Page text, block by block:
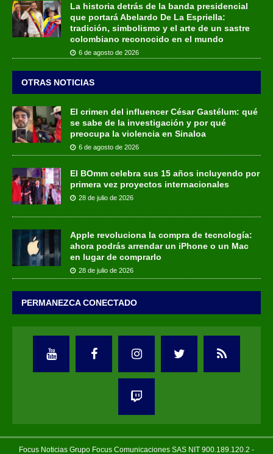
La historia detrás de la banda presidencial
que portará Abelardo De La Espriella:
tradición, simbolismo y el arte de un sastre
colombiano reconocido en el mundo
6 de agosto de 2026
OTRAS NOTICIAS
El crimen del influencer César Gastélum: qué
se sabe de la investigación y por qué
preocupa la violencia en Sinaloa
6 de agosto de 2026
El BOmm celebra sus 15 años incluyendo por
primera vez proyectos internacionales
28 de julio de 2026
Apple revoluciona la compra de tecnología:
ahora podrás arrendar un iPhone o un Mac
en lugar de comprarlo
28 de julio de 2026
PERMANEZCA CONECTADO
Focus Noticias Grupo Focus Comunicaciones SAS NIT 900.189.120.2 -